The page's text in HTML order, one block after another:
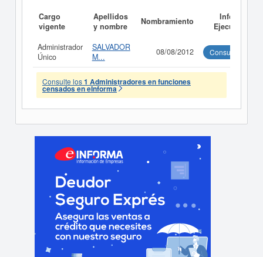
Cargo
vigente
Apellidos
y nombre
Nombramiento
Informe
Ejecutivo
Administrador
Único
SALVADOR
M...
08/08/2012 Consultar
Consulte los1 Administradores en funciones
censados en eInforma